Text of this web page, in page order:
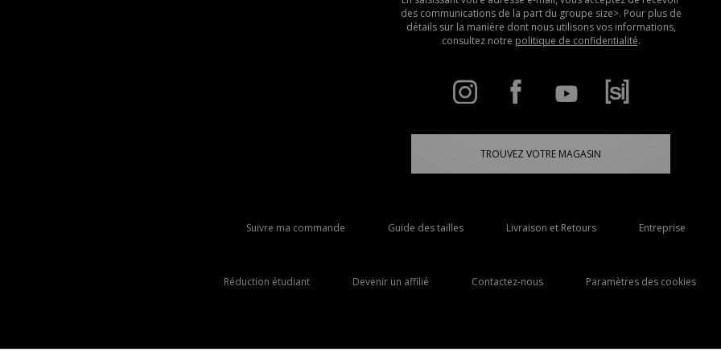
des communications de la part du groupe size>. Pour plus de
détails sur la manière dont nous utilisons vos informations,
consultez notre politique de confidentialité.
TROUVEZ VOTRE MAGASIN
Suivre ma commande Guide des tailles Livraison et Retours Entreprise
Réduction étudiant Devenir un affilié Contactez-nous Paramètres des cookies